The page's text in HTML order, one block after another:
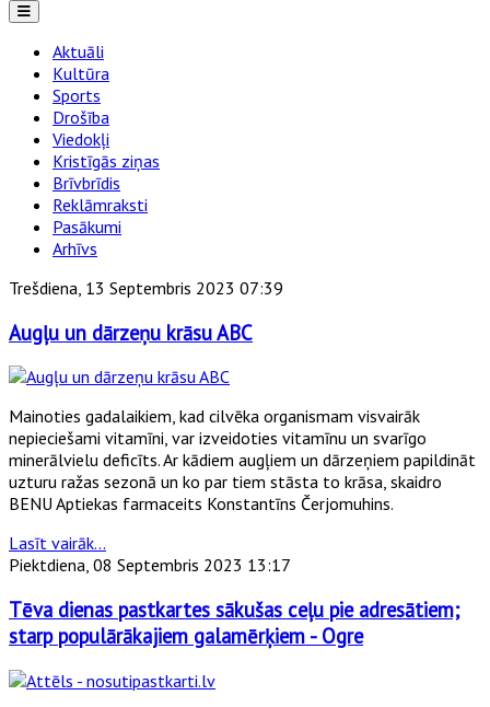
Aktuāli
Kultūra
Sports
Drošība
Viedokļi
Kristīgās ziņas
Brīvbrīdis
Reklāmraksti
Pasākumi
Arhīvs
Trešdiena, 13 Septembris 2023 07:39
Augļu un dārzeņu krāsu ABC
Mainoties gadalaikiem, kad cilvēka organismam visvairāk
nepieciešami vitamīni, var izveidoties vitamīnu un svarīgo
minerālvielu deficīts. Ar kādiem augļiem un dārzeņiem papildināt
uzturu ražas sezonā un ko par tiem stāsta to krāsa, skaidro
BENU Aptiekas farmaceits Konstantīns Čerjomuhins.
Lasīt vairāk...
Piektdiena, 08 Septembris 2023 13:17
Tēva dienas pastkartes sākušas ceļu pie adresātiem;
starp populārākajiem galamērķiem - Ogre